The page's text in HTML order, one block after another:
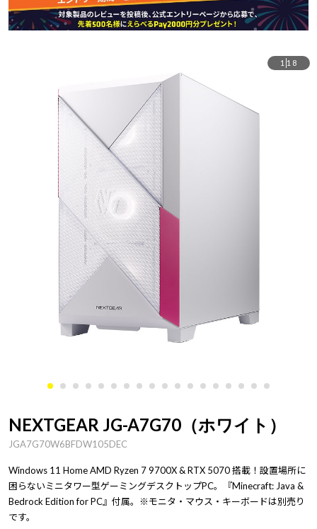
1 18
NEXTGEAR JG-A7G70（ホワイト）
JGA7G70W6BFDW105DEC
Windows 11 Home AMD Ryzen 7 9700X & RTX 5070 搭載！設置場所に
困らないミニタワー型ゲーミングデスクトップPC。『Minecraft: Java &
Bedrock Edition for PC』付属。※モニタ・マウス・キーボードは別売り
です。